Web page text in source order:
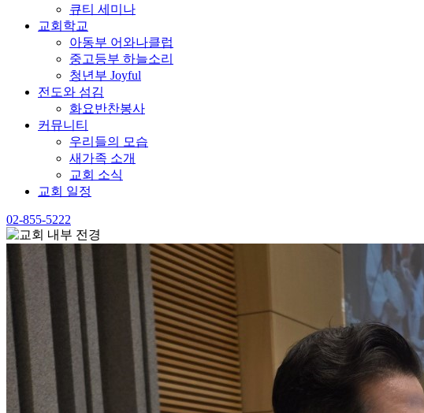
큐티 세미나
교회학교
아동부 어와나클럽
중고등부 하늘소리
청년부 Joyful
전도와 섬김
화요반찬봉사
커뮤니티
우리들의 모습
새가족 소개
교회 소식
교회 일정
02-855-5222